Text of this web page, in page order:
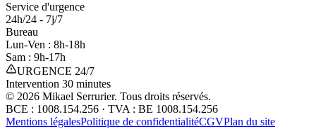
Service d'urgence
24h/24 - 7j/7
Bureau
Lun-Ven : 8h-18h
Sam : 9h-17h
URGENCE 24/7
Intervention 30 minutes
© 2026 Mikael Serrurier. Tous droits réservés.
BCE : 1008.154.256 · TVA : BE 1008.154.256
Mentions légalesPolitique de confidentialitéCGVPlan du site